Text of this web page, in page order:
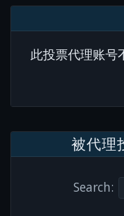
此投票代理账号
被代理
Search: